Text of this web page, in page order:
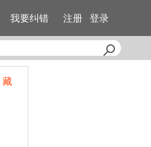
我要纠错 注册 登录
藏